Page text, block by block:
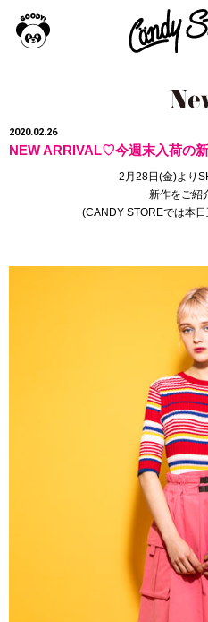
2020.02.26
NEW ARRIVAL♡今週末入荷の
2月28日(金)より
新作をご紹
(CANDY STOREでは本日